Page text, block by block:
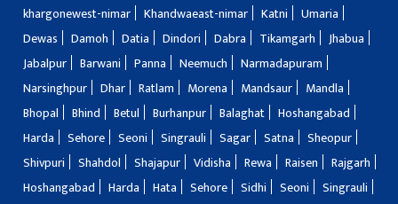
khargonewest-nimar
Khandwaeast-nimar Katni
Umaria
Dewas
Damoh Datia Dindori Dabra Tikamgarh
Jhabua
Jabalpur
Barwani Panna Neemuch
Narmadapuram
Narsinghpur
Dhar Ratlam Morena Mandsaur
Mandla
Bhopal
Bhind Betul Burhanpur Balaghat
Hoshangabad
Harda
Sehore Seoni Singrauli Sagar Satna
Sheopur
Shivpuri
Shahdol Shajapur Vidisha Rewa Raisen
Rajgarh
Hoshangabad
Harda Hata Sehore Sidhi Seoni
Singrauli